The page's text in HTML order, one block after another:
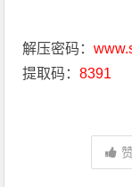
解压密码：
提取码：8391